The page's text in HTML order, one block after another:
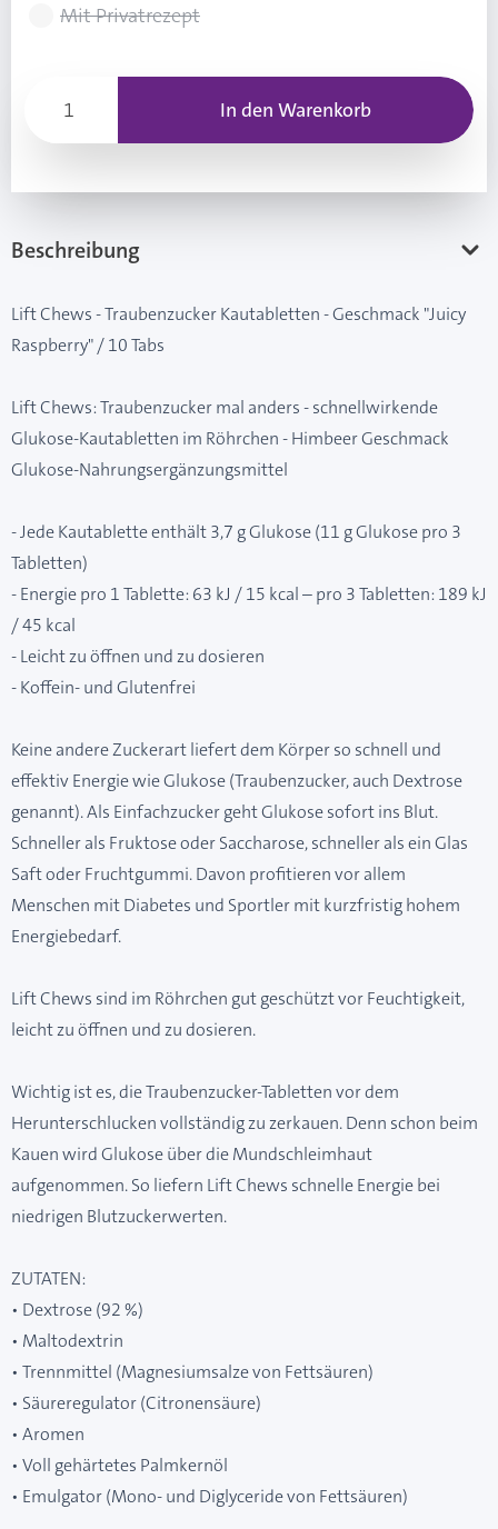
Mit Privatrezept
In den Warenkorb
Beschreibung
Lift Chews - Traubenzucker Kautabletten - Geschmack "Juicy
Raspberry" / 10 Tabs
Lift Chews: Traubenzucker mal anders - schnellwirkende
Glukose-Kautabletten im Röhrchen - Himbeer Geschmack
Glukose-Nahrungsergänzungsmittel
- Jede Kautablette enthält 3,7 g Glukose (11 g Glukose pro 3
Tabletten)
- Energie pro 1 Tablette: 63 kJ / 15 kcal – pro 3 Tabletten: 189 kJ
/ 45 kcal
- Leicht zu öffnen und zu dosieren
- Koffein- und Glutenfrei
Keine andere Zuckerart liefert dem Körper so schnell und
effektiv Energie wie Glukose (Traubenzucker, auch Dextrose
genannt). Als Einfachzucker geht Glukose sofort ins Blut.
Schneller als Fruktose oder Saccharose, schneller als ein Glas
Saft oder Fruchtgummi. Davon profitieren vor allem
Menschen mit Diabetes und Sportler mit kurzfristig hohem
Energiebedarf.
Lift Chews sind im Röhrchen gut geschützt vor Feuchtigkeit,
leicht zu öffnen und zu dosieren.
Wichtig ist es, die Traubenzucker-Tabletten vor dem
Herunterschlucken vollständig zu zerkauen. Denn schon beim
Kauen wird Glukose über die Mundschleimhaut
aufgenommen. So liefern Lift Chews schnelle Energie bei
niedrigen Blutzuckerwerten.
ZUTATEN:
• Dextrose (92 %)
• Maltodextrin
• Trennmittel (Magnesiumsalze von Fettsäuren)
• Säureregulator (Citronensäure)
• Aromen
• Voll gehärtetes Palmkernöl
• Emulgator (Mono- und Diglyceride von Fettsäuren)